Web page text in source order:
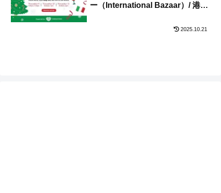
ー（International Bazaar）/ 港
2025.10.21